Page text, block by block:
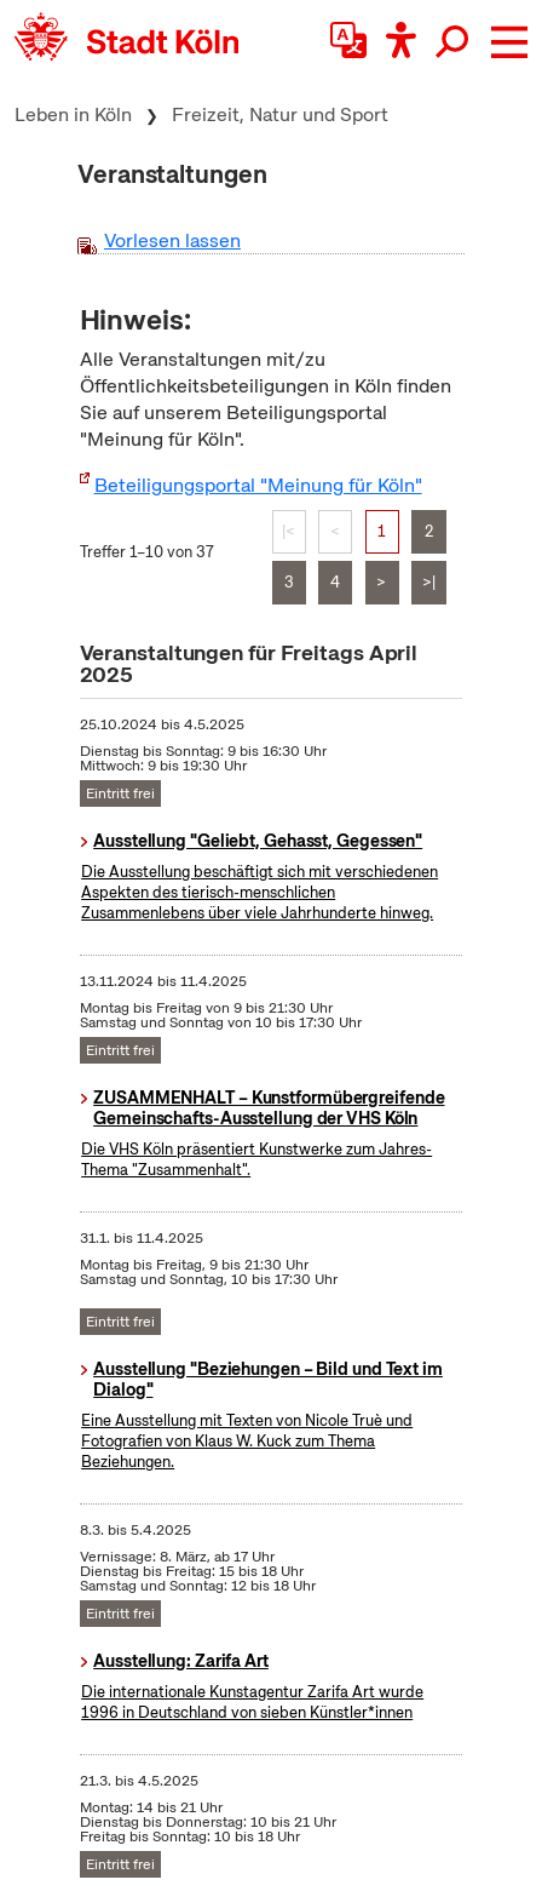
zum Inhalt springen
Leben in Köln Freizeit, Natur und Sport
Veranstaltungen
Vorlesen lassen
Hinweis:
Alle Veranstaltungen mit/zu
Öffentlichkeitsbeteiligungen in Köln finden
Sie auf unserem Beteiligungsportal
"Meinung für Köln".
Beteiligungsportal "Meinung für Köln"
Treffer 1–10 von 37
|< < 1 2
3 4 > >|
Veranstaltungen für Freitags April
2025
25.10.2024 bis4.5.2025
Dienstag bis Sonntag: 9 bis 16:30 Uhr
Mittwoch: 9 bis 19:30 Uhr
Eintritt frei
Ausstellung "Geliebt, Gehasst, Gegessen"
Die Ausstellung beschäftigt sich mit verschiedenen
Aspekten des tierisch-menschlichen
Zusammenlebens über viele Jahrhunderte hinweg.
13.11.2024 bis11.4.2025
Montag bis Freitag von 9 bis 21:30 Uhr
Samstag und Sonntag von 10 bis 17:30 Uhr
Eintritt frei
ZUSAMMENHALT – Kunstformübergreifende
Gemeinschafts-Ausstellung der VHS Köln
Die VHS Köln präsentiert Kunstwerke zum Jahres-
Thema "Zusammenhalt".
31.1. bis11.4.2025
Montag bis Freitag, 9 bis 21:30 Uhr
Samstag und Sonntag, 10 bis 17:30 Uhr
Eintritt frei
Ausstellung "Beziehungen – Bild und Text im
Dialog"
Eine Ausstellung mit Texten von Nicole Truè und
Fotografien von Klaus W. Kuck zum Thema
Beziehungen.
8.3. bis5.4.2025
Vernissage: 8. März, ab 17 Uhr
Dienstag bis Freitag: 15 bis 18 Uhr
Samstag und Sonntag: 12 bis 18 Uhr
Eintritt frei
Ausstellung: Zarifa Art
Die internationale Kunstagentur Zarifa Art wurde
1996 in Deutschland von sieben Künstler*innen
21.3. bis4.5.2025
Montag: 14 bis 21 Uhr
Dienstag bis Donnerstag: 10 bis 21 Uhr
Freitag bis Sonntag: 10 bis 18 Uhr
Eintritt frei